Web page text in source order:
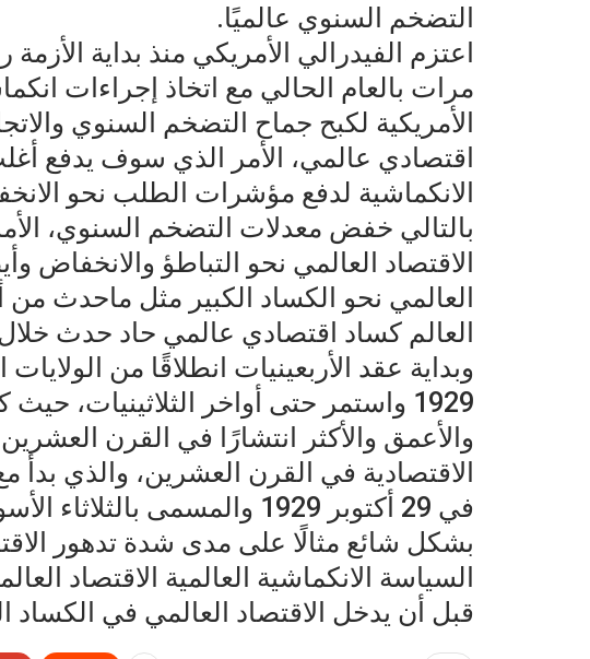
التضخم السنوي عالميًا.
مرات بالعام الحالي مع اتخاذ إجراءات
الأمريكية لكبح جماح التضخم السنوي
اقتصادي عالمي، الأمر الذي سوف يدفع
الانكماشية لدفع مؤشرات الطلب نحو
بالتالي خفض معدلات التضخم السنوي،
الاقتصاد العالمي نحو التباطؤ والانخفاض
العالم كساد اقتصادي عالمي حاد حدث
وبداية عقد الأربعينيات انطلاقًا من
1929 واستمر حتى أواخر الثلاثينيات،
والأعمق والأكثر انتشارًا في القرن
الاقتصادية في القرن العشرين، والذي بدأ
في 29 أكتوبر 1929 والمسمى
بشكل شائع مثالًا على مدى شدة تدهور
السياسة الانكماشية العالمية الاقتصاد
قبل أن يدخل الاقتصاد العالمي في الكساد